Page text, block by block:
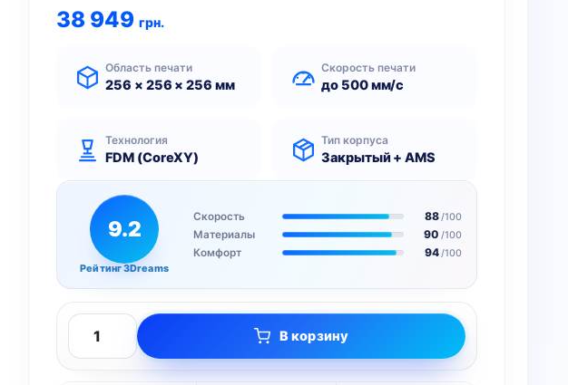
38 949 грн.
Область печати
256 × 256 × 256 мм
Скорость печати
до 500 мм/с
Технология
FDM (CoreXY)
Тип корпуса
Закрытый + AMS
9.2
Рейтинг 3Dreams
Скорость 88/100
Материалы 90 /100
Комфорт 94/100
Количество
В корзину